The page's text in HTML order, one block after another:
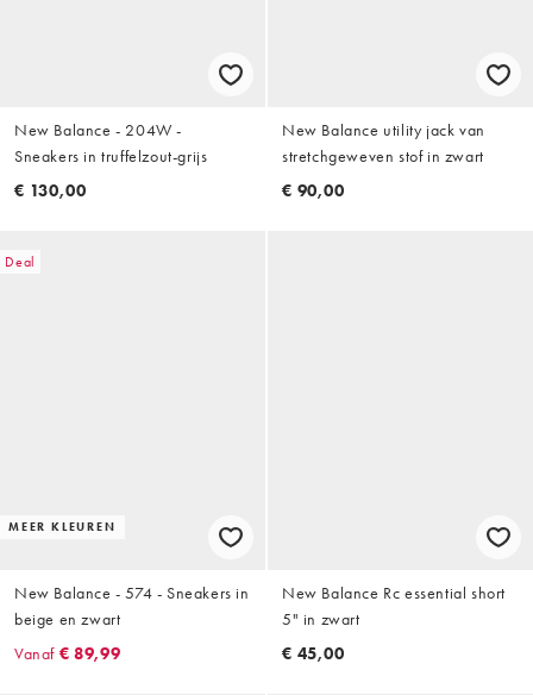
New Balance - 204W -
Sneakers in truffelzout-grijs
€ 130,00
New Balance utility jack van
stretchgeweven stof in zwart
€ 90,00
Deal
MEER KLEUREN
New Balance - 574 - Sneakers in
beige en zwart
Vanaf € 89,99
New Balance Rc essential short
5" in zwart
€ 45,00